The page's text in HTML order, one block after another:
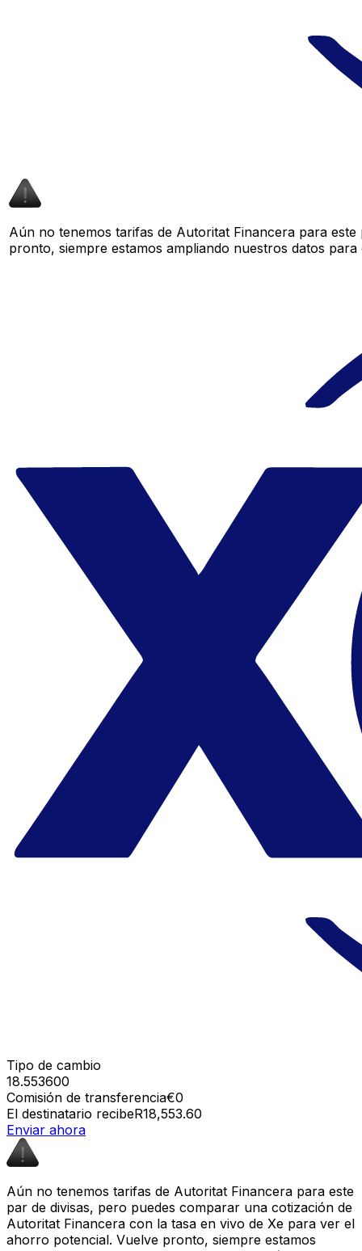
Aún no tenemos tarifas de Autoritat Financera para
pronto, siempre estamos ampliando nuestros datos
Tipo de cambio
18.553600
Comisión de transferencia€0
El destinatario recibeR18,553.60
Enviar ahora
Aún no tenemos tarifas de Autoritat Financera para este
par de divisas, pero puedes comparar una cotización de
Autoritat Financera con la tasa en vivo de Xe para ver el
ahorro potencial. Vuelve pronto, siempre estamos